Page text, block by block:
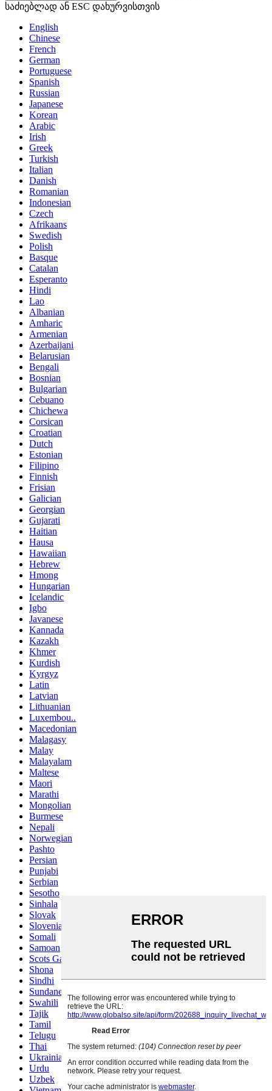
საძიებლად ან ESC დახურვისთვის
English
Chinese
French
German
Portuguese
Spanish
Russian
Japanese
Korean
Arabic
Irish
Greek
Turkish
Italian
Danish
Romanian
Indonesian
Czech
Afrikaans
Swedish
Polish
Basque
Catalan
Esperanto
Hindi
Lao
Albanian
Amharic
Armenian
Azerbaijani
Belarusian
Bengali
Bosnian
Bulgarian
Cebuano
Chichewa
Corsican
Croatian
Dutch
Estonian
Filipino
Finnish
Frisian
Galician
Georgian
Gujarati
Haitian
Hausa
Hawaiian
Hebrew
Hmong
Hungarian
Icelandic
Igbo
Javanese
Kannada
Kazakh
Khmer
Kurdish
Kyrgyz
Latin
Latvian
Lithuanian
Luxembou..
Macedonian
Malagasy
Malay
Malayalam
Maltese
Maori
Marathi
Mongolian
Burmese
Nepali
Norwegian
Pashto
Persian
Punjabi
Serbian
Sesotho
Sinhala
Slovak
Slovenian
Somali
Samoan
Scots Gaelic
Shona
Sindhi
Sundanese
Swahili
Tajik
Tamil
Telugu
Thai
Ukrainian
Urdu
Uzbek